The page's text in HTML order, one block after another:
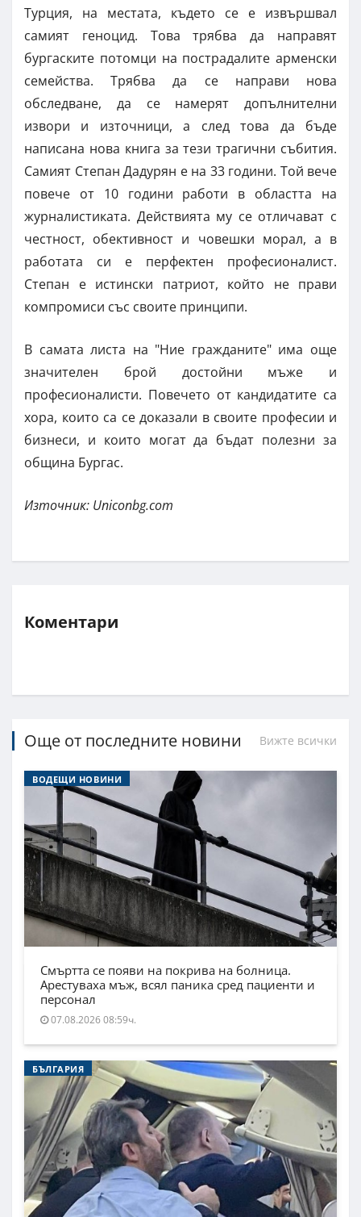
Турция, на местата, където се е извършвал
самият геноцид. Това трябва да направят
бургаските потомци на пострадалите арменски
семейства. Трябва да се направи нова
обследване, да се намерят допълнителни
извори и източници, а след това да бъде
написана нова книга за тези трагични събития.
Самият Степан Дадурян е на 33 години. Той вече
повече от 10 години работи в областта на
журналистиката. Действията му се отличават с
честност, обективност и човешки морал, а в
работата си е перфектен професионалист.
Степан е истински патриот, който не прави
компромиси със своите принципи.
В самата листа на "Ние гражданите" има още
значителен брой достойни мъже и
професионалисти. Повечето от кандидатите са
хора, които са се доказали в своите професии и
бизнеси, и които могат да бъдат полезни за
община Бургас.
Източник: Uniconbg.com
Коментари
Още от последните новини Вижте всички
ВОДЕЩИ НОВИНИ
Смъртта се появи на покрива на болница.
Арестуваха мъж, всял паника сред пациенти и
персонал
07.08.2026 08:59ч.
БЪЛГАРИЯ